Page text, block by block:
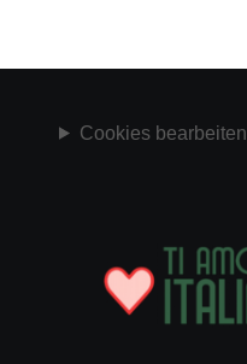
Cookies bearbeiten